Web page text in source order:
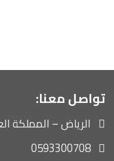
تواصل معنا:
الرياض – المملكة
0593300708